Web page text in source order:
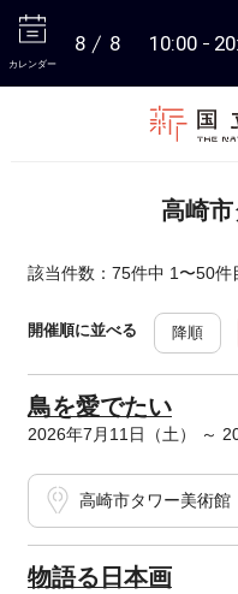
カレンダー
8 8 10:00
高崎
該当件数：75件中 1〜50件
開催順に並べる 降順
鳥を愛でたい
2026年7月11日（土） ～
高崎市タワー美術館
物語る日本画